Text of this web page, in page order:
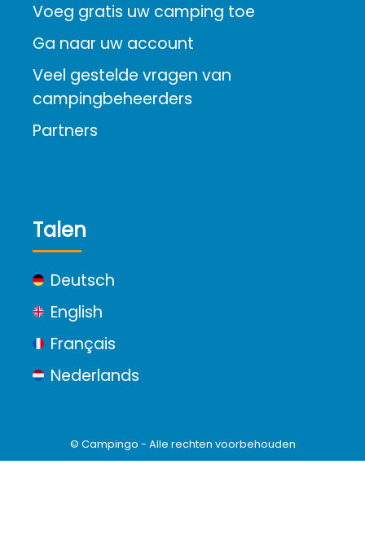
Voeg gratis uw camping toe
Ga naar uw account
Veel gestelde vragen van
campingbeheerders
Partners
Talen
Deutsch
English
Français
Nederlands
© Campingo - Alle rechten voorbehouden